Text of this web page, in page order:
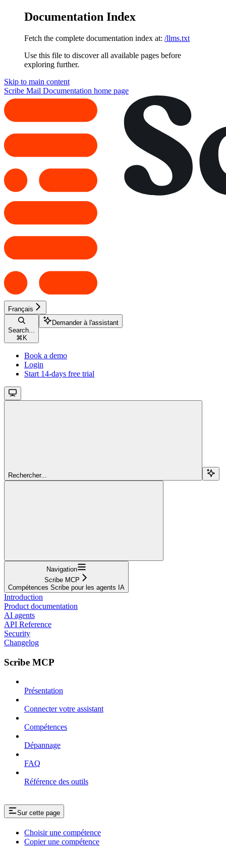
Documentation Index
Fetch the complete documentation index at: /llms.txt
Use this file to discover all available pages before
exploring further.
Skip to main content
Scribe Mail Documentation home page
Français
Search...
⌘ K
Demander à l'assistant
Book a demo
Login
Start 14-days free trial
Rechercher...
Navigation
Scribe MCP
Compétences Scribe pour les agents IA
Introduction
Product documentation
AI agents
API Reference
Security
Changelog
Scribe MCP
Présentation
Connecter votre assistant
Compétences
Dépannage
FAQ
Référence des outils
Sur cette page
Choisir une compétence
Copier une compétence